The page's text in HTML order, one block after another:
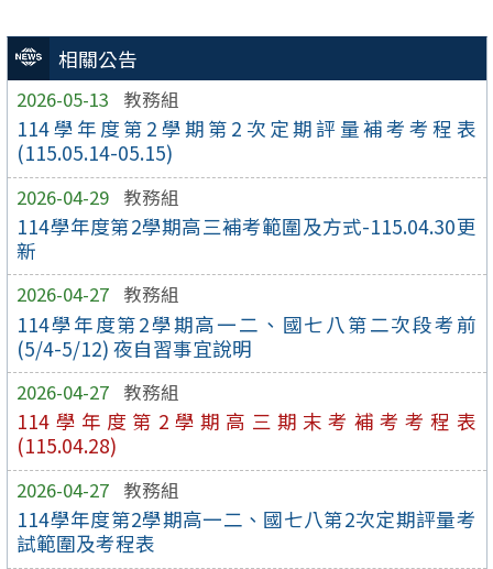
相關公告
2026-05-13 教務組
114學年度第2學期第2次定期評量補考考程表
(115.05.14-05.15)
2026-04-29 教務組
114學年度第2學期高三補考範圍及方式-115.04.30更
新
2026-04-27 教務組
114學年度第2學期高一二、國七八第二次段考前
(5/4-5/12) 夜自習事宜說明
2026-04-27 教務組
114學年度第2學期高三期末考補考考程表
(115.04.28)
2026-04-27 教務組
114學年度第2學期高一二、國七八第2次定期評量考
試範圍及考程表